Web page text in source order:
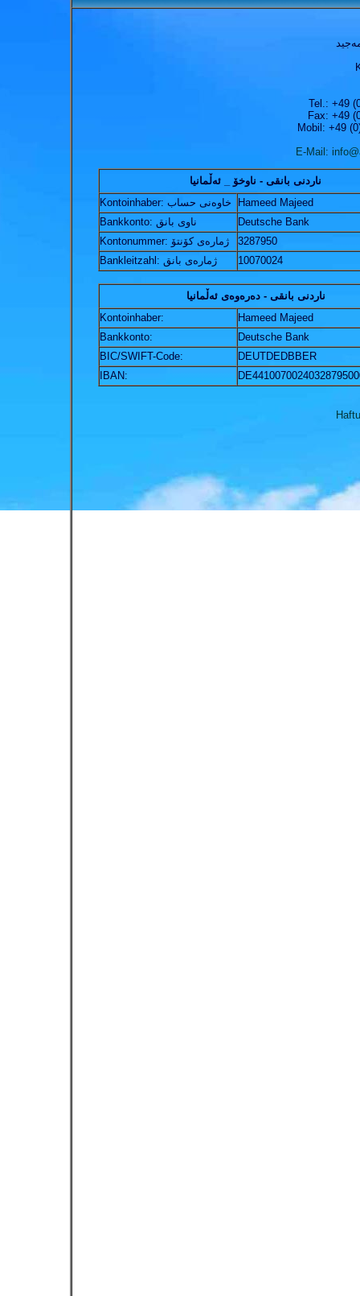
Tel.: +49
Fax: +49
Mobil: +49
E-Mail:
ناردنی بانقی - ناوخۆ _ ئه‌ڵمانیا
Kontoinhaber: خاوه‌نی حساب
Hameed Majeed
Bankkonto: ناوی بانق
Deutsche Bank
Kontonummer: ژماره‌ی کۆنتۆ
3287950
Bankleitzahl: ژماره‌ی بانق
10070024
ناردنی بانقی - ده‌ره‌وه‌ی ئه‌ڵمانیا
Kontoinhaber:
Hameed Majeed
Bankkonto:
Deutsche Bank
BIC/SWIFT-Code:
DEUTDEDBBER
IBAN: